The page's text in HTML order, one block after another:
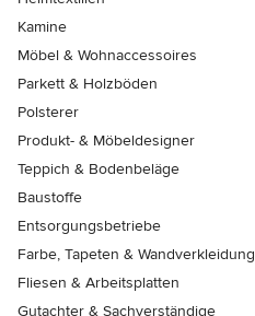
Kamine
Möbel & Wohnaccessoires
Parkett & Holzböden
Polsterer
Produkt- & Möbeldesigner
Teppich & Bodenbeläge
Baustoffe
Entsorgungsbetriebe
Farbe, Tapeten & Wandverkleidung
Fliesen & Arbeitsplatten
Gutachter & Sachverständige